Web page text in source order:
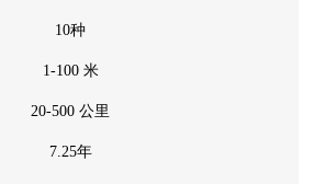
10种
1-100 米
20-500 公里
7.25年